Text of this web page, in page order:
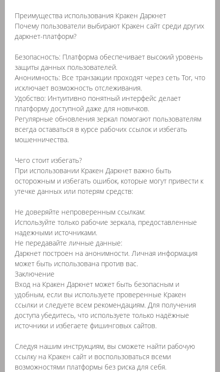
Преимущества использования Кракен Даркнет
Почему пользователи выбирают Кракен сайт среди других
даркнет-платформ?
Безопасность: Платформа обеспечивает высокий уровень
защиты данных пользователей.
Анонимность: Все транзакции проходят через сеть Tor, что
исключает возможность отслеживания.
Удобство: Интуитивно понятный интерфейс делает
платформу доступной даже для новичков.
Регулярные обновления зеркал помогают пользователям
всегда оставаться в курсе рабочих ссылок и избегать
мошенничества.
Чего стоит избегать?
При использовании Кракен Даркнет важно быть
осторожным и избегать ошибок, которые могут привести к
утечке данных или потерям средств:
Не доверяйте непроверенным ссылкам:
Используйте только рабочие зеркала, предоставленные
надежными источниками.
Не передавайте личные данные:
Даркнет построен на анонимности. Личная информация
может быть использована против вас.
Заключение
Вход на Кракен Даркнет может быть безопасным и
удобным, если вы используете проверенные Кракен
ссылки и следуете всем рекомендациям. Для получения
доступа убедитесь, что используете только надёжные
источники и избегаете фишинговых сайтов.
Следуя нашим инструкциям, вы сможете найти рабочую
ссылку на Кракен сайт и воспользоваться всеми
возможностями платформы без риска для себя.